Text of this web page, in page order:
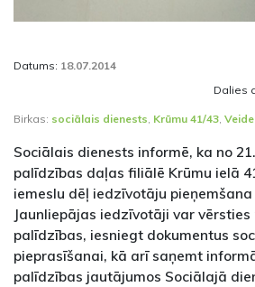
Datums: 18.07.2014
Dalies
Birkas: sociālais dienests, Krūmu 41/43,
Sociālais dienests informē, ka no
palīdzības daļas filiālē Krūmu ielā
iemeslu dēļ iedzīvotāju
Jaunliepājas iedzīvotāji var vērsties
palīdzības, iesniegt dokumentus
pieprasīšanai, kā arī saņemt
palīdzības jautājumos Sociālajā